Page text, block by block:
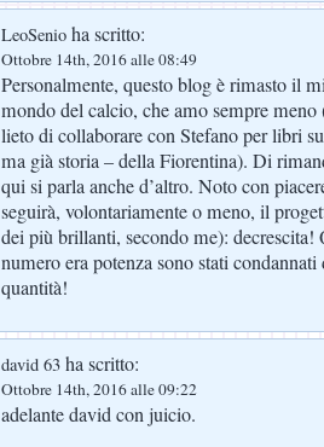
LeoSenio ha scritto:
Ottobre 14th, 2016 alle 08:49
Personalmente, questo blog è rimasto il
mondo del calcio, che amo sempre
lieto di collaborare con Stefano per libri
ma già storia – della Fiorentina). Di
qui si parla anche d’altro. Noto con
seguirà, volontariamente o meno, il
dei più brillanti, secondo me):
numero era potenza sono stati
quantità!
david 63 ha scritto:
Ottobre 14th, 2016 alle 09:22
adelante david con juicio.